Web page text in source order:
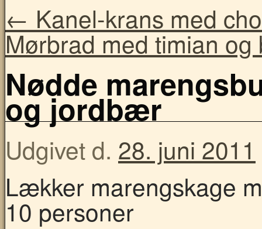
← Kanel-krans med
Mørbrad med timian
Nødde
og jordbær
Udgivet d. 28. juni 2011
Lækker marengskage
10 personer